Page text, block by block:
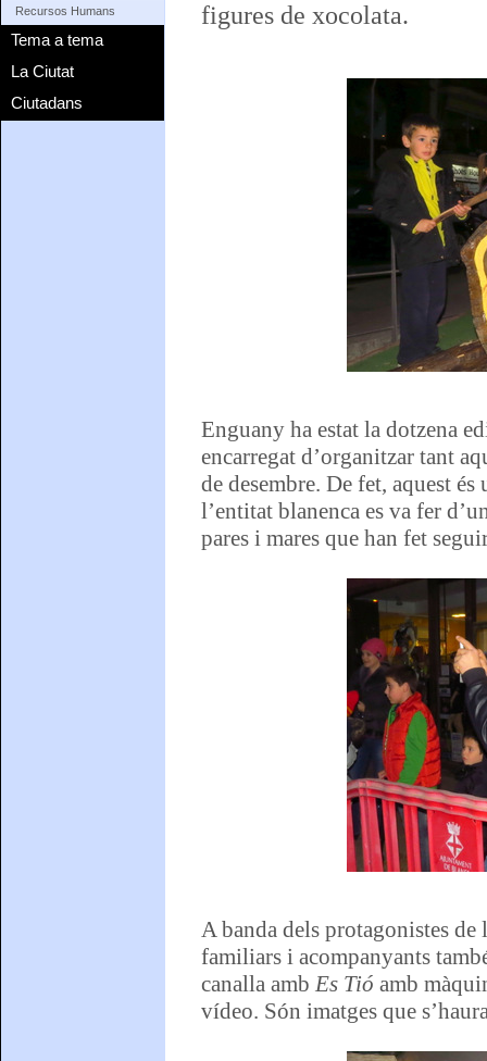
Recursos Humans
Tema a tema
La Ciutat
Ciutadans
figures de xocolata.
Enguany ha estat la dotzena
encarregat d’organitzar tant
de desembre. De fet, aquest
l’entitat blanenca es va fer
pares i mares que han fet
A banda dels protagonistes de
familiars i acompanyants
canalla amb Es Tió amb
vídeo. Són imatges que